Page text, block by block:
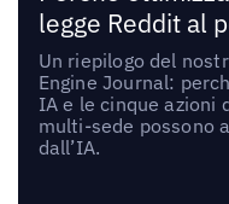
legge Reddit al
Un riepilogo del
Engine Journal:
IA e le cinque azioni
multi-sede possono
dall’IA.